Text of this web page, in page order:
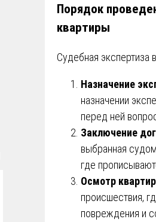
Порядок
квартиры
Судебная экспертиза
Назначение
назначении
перед ней
Заключение
выбранная
где
Осмотр
происшествия,
повреждения и